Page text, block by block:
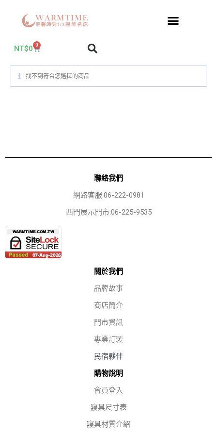
NT$0 0
找不到符合您選擇的商品
聯絡我們
網路客服:06-222-0981
西門展示門市:06-225-9535
關於我們
品牌故事
商店簡介
門市資訊
專業訂製
民宿夥伴
購物說明
會員登入
寢具尺寸表
寢具材質介紹